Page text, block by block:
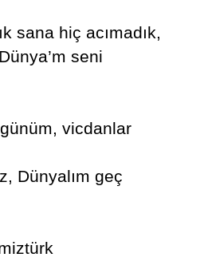
sana hiç acımadık,
seni
vicdanlar
Dünyalım geç